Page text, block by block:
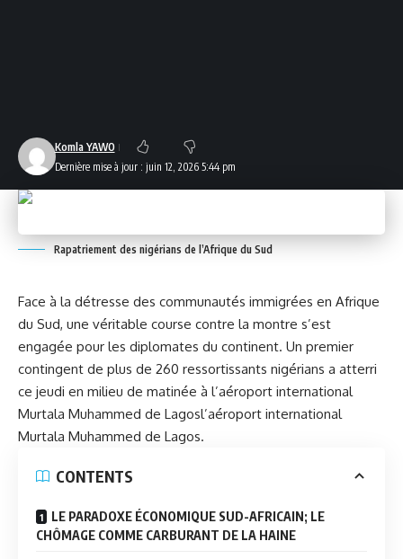
Dernière mise à jour : juin 12, 2026 5:44 pm
Komla YAWO
Rapatriement des nigérians de l’Afrique du Sud
Face à la détresse des communautés immigrées en Afrique
du Sud, une véritable course contre la montre s’est
engagée pour les diplomates du continent. Un premier
contingent de plus de 260 ressortissants nigérians a atterri
ce jeudi en milieu de matinée à l’aéroport international
Murtala Muhammed de Lagosl’aéroport international
Murtala Muhammed de Lagos.
CONTENTS
LE PARADOXE ÉCONOMIQUE SUD-AFRICAIN; LE
CHÔMAGE COMME CARBURANT DE LA HAINE